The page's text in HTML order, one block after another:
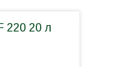
220 20 л